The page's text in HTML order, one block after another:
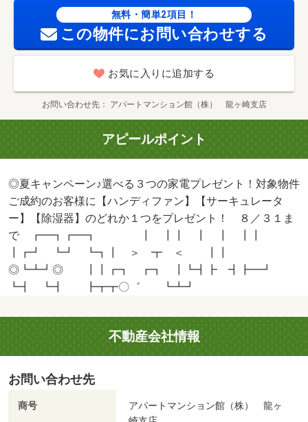
無料・簡単2項目！
この物件にお問い合わせする
お気に入りに追加する
お問い合わせ先 アパートマンション館（株） 龍ヶ崎支店
アピールポイント
◎夏キャンペーン♪選べる３つの家電プレゼント！対象物件
ご成約のお客様に【ハンディファン】【サーキュレータ
ー】【除湿器】のどれか１つをプレゼント！ ８／３１ま
で ┏━┓┏━┓ ┃ ┃┃ ┃ ┃ ┃┃
┃┏┛ ┗┛ ┗┓┃ ＞ ┳ ＜ ┃┃
◎┗┻┛◎ ┃┃┏┓ ┏┓ ┃┗┫┣ ┫┣━┛
┗┫ ┗┫ ┣┳┳〇゛ ┗┻┛
不動産会社情報
お問い合わせ先
商号
アパートマンション館（株） 龍ヶ